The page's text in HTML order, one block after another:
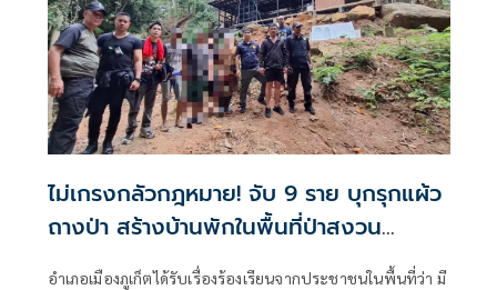
ไม่เกรงกลัวกฎหมาย! จับ 9 ราย บุกรุกแผ้ว
ถางป่า สร้างบ้านพักในพื้นที่ป่าสงวน
อ.เมืองภูเก็ต
อำเภอเมืองภูเก็ตได้รับเรื่องร้องเรียนจากประชาชนในพื้นที่ว่า มี